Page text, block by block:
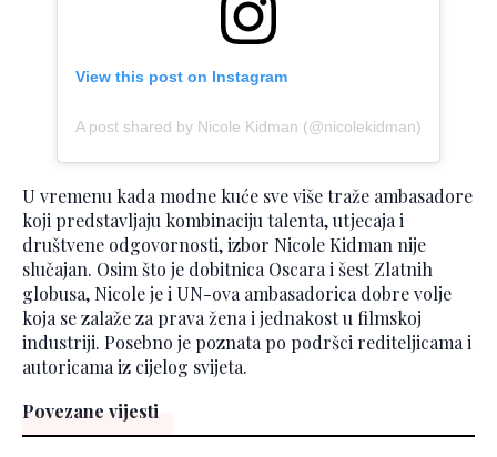
View this post on Instagram
A post shared by Nicole Kidman (@nicolekidman)
U vremenu kada modne kuće sve više traže ambasadore
koji predstavljaju kombinaciju talenta, utjecaja i
društvene odgovornosti, izbor Nicole Kidman nije
slučajan. Osim što je dobitnica Oscara i šest Zlatnih
globusa, Nicole je i UN-ova ambasadorica dobre volje
koja se zalaže za prava žena i jednakost u filmskoj
industriji. Posebno je poznata po podršci rediteljicama i
autoricama iz cijelog svijeta.
Povezane vijesti